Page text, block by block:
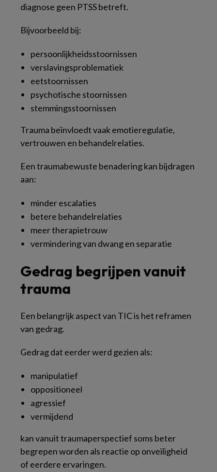
diagnose geen PTSS betreft.
Bijvoorbeeld bij:
persoonlijkheidsstoornissen
verslavingsproblematiek
eetstoornissen
psychotische stoornissen
stemmingsstoornissen
Trauma beïnvloedt vaak emotieregulatie,
vertrouwen en behandelrelaties.
Een traumabewuste benadering kan bijdragen
aan:
minder escalaties
betere behandelrelaties
meer therapietrouw
vermindering van dwang en separatie
Gedrag begrijpen vanuit
trauma
Een belangrijk aspect van TIC is het reframen
van gedrag.
Gedrag dat eerder werd gezien als:
manipulatief
oppositioneel
agressief
vermijdend
kan vanuit traumaperspectief soms beter
begrepen worden als reactie op onveiligheid
of eerdere ervaringen.